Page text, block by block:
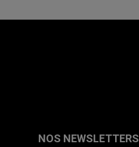
NOS NEWSLETTERS